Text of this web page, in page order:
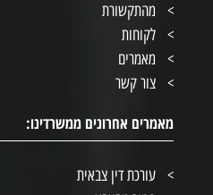
מהתקשורת
לקוחות
מאמרים
צור קשר
מאמרים אחרונים ממשרדינו:
עורכת דין צבאית